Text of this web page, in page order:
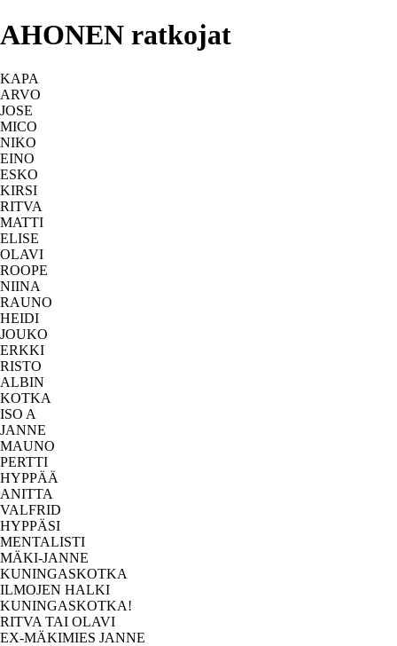
AHONEN ratkojat
KAPA
ARVO
JOSE
MICO
NIKO
EINO
ESKO
KIRSI
RITVA
MATTI
ELISE
OLAVI
ROOPE
NIINA
RAUNO
HEIDI
JOUKO
ERKKI
RISTO
ALBIN
KOTKA
ISO A
JANNE
MAUNO
PERTTI
HYPPÄÄ
ANITTA
VALFRID
HYPPÄSI
MENTALISTI
MÄKI-JANNE
KUNINGASKOTKA
ILMOJEN HALKI
KUNINGASKOTKA!
RITVA TAI OLAVI
EX-MÄKIMIES JANNE